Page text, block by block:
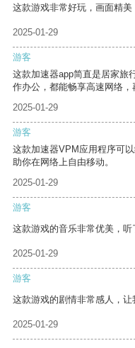
这款游戏非常好玩，画面精美
2025-01-29
游客
这款加速器app简直是居家旅
作办公，都能畅享高速网络，
2025-01-29
游客
这款加速器VPM应用程序可
助你在网络上自由移动。
2025-01-29
游客
这款游戏的音乐非常优美，听
2025-01-29
游客
这款游戏的剧情非常感人，让
2025-01-29